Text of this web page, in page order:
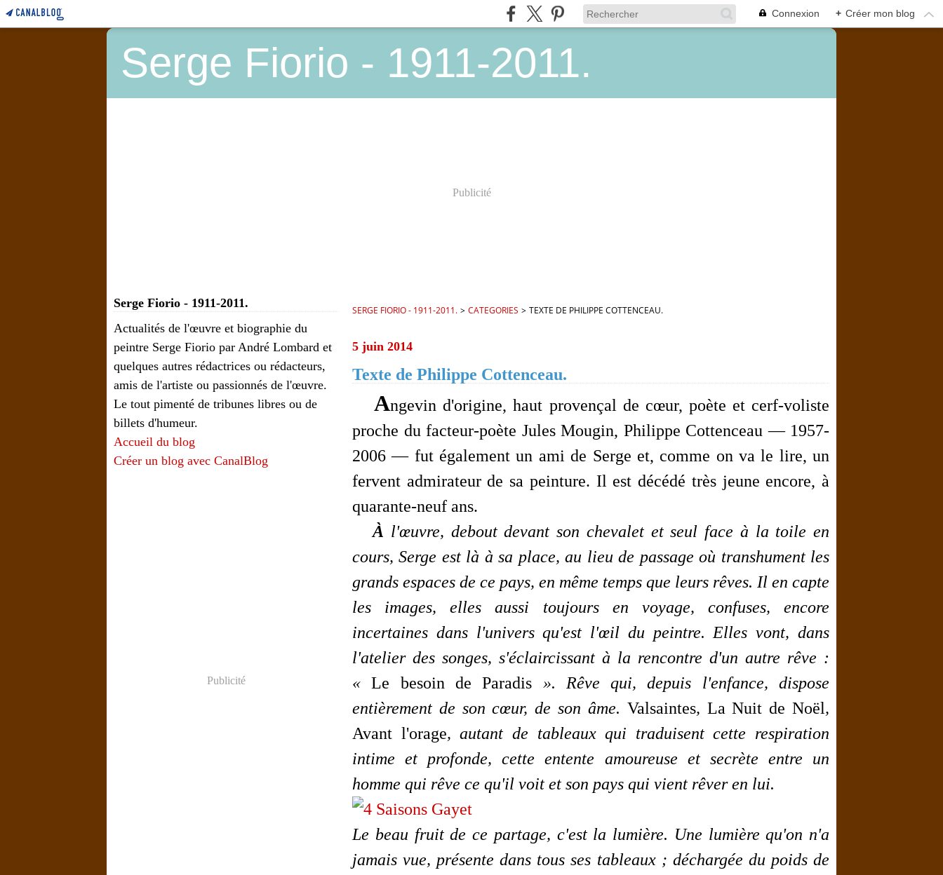
Connexion + Créer mon blog
Serge Fiorio - 1911-2011.
Publicité
Serge Fiorio - 1911-2011.
Actualités de l'œuvre et biographie du
peintre Serge Fiorio par André Lombard et
quelques autres rédactrices ou rédacteurs,
amis de l'artiste ou passionnés de l'œuvre.
Le tout pimenté de tribunes libres ou de
billets d'humeur.
Accueil du blog
Créer un blog avec CanalBlog
Publicité
SERGE FIORIO - 1911-2011. > CATEGORIES > TEXTE DE PHILIPPE COTTENCEAU.
5 juin 2014
Texte de Philippe Cottenceau.
Angevin d'origine, haut provençal de cœur, poète et cerf-voliste
proche du facteur-poète Jules Mougin, Philippe Cottenceau — 1957-
2006 — fut également un ami de Serge et, comme on va le lire, un
fervent admirateur de sa peinture. Il est décédé très jeune encore, à
quarante-neuf ans.
À l'œuvre, debout devant son chevalet et seul face à la toile en
cours, Serge est là à sa place, au lieu de passage où transhument les
grands espaces de ce pays, en même temps que leurs rêves. Il en capte
les images, elles aussi toujours en voyage, confuses, encore
incertaines dans l'univers qu'est l'œil du peintre. Elles vont, dans
l'atelier des songes, s'éclaircissant à la rencontre d'un autre rêve :
«Le besoin de Paradis ». Rêve qui, depuis l'enfance, dispose
entièrement de son cœur, de son âme. Valsaintes, La Nuit de Noël,
Avant l'orage, autant de tableaux qui traduisent cette respiration
intime et profonde, cette entente amoureuse et secrète entre un
homme qui rêve ce qu'il voit et son pays qui vient rêver en lui.
Le beau fruit de ce partage, c'est la lumière. Une lumière qu'on n'a
jamais vue, présente dans tous ses tableaux ; déchargée du poids de